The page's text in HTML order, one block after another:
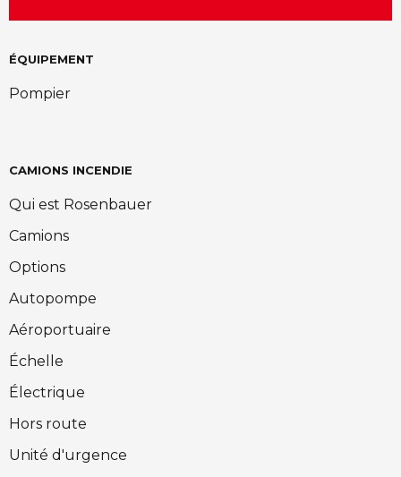
ÉQUIPEMENT
Pompier
CAMIONS INCENDIE
Qui est Rosenbauer
Camions
Options
Autopompe
Aéroportuaire
Échelle
Électrique
Hors route
Unité d'urgence